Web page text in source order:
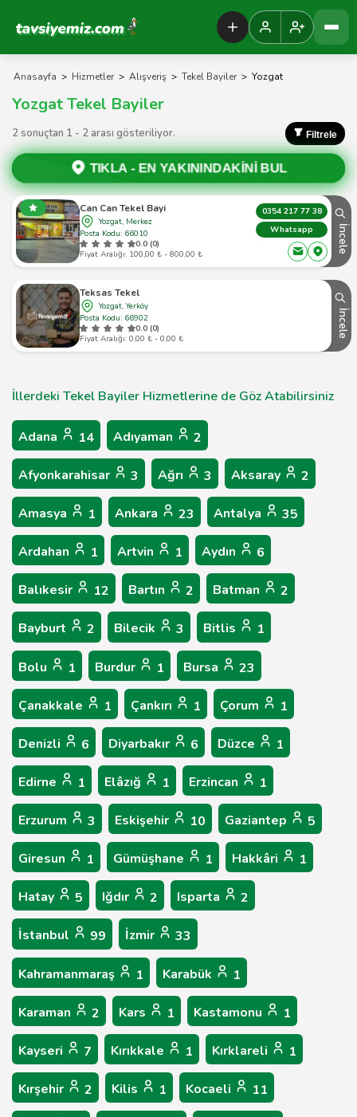
Tavsiyemiz Anasayfa
Anasayfa > Hizmetler > Alışveriş > Tekel Bayiler > Yozgat
Yozgat Tekel Bayiler
2 sonuçtan 1 - 2 arası gösteriliyor. Filtrele
TIKLA - EN YAKININDAKİNİ BUL
Can Can Tekel Bayi
Yozgat, Merkez
Posta Kodu: 66010
0.0 (0)
Fiyat Aralığı: 100,00 ₺ - 800,00 ₺
0354 217 77 38
Whatsapp
İncele
Teksas Tekel
Yozgat, Yerköy
Posta Kodu: 66902
0.0 (0)
Fiyat Aralığı: 0,00 ₺ - 0,00 ₺
İncele
İllerdeki Tekel Bayiler Hizmetlerine de Göz Atabilirsiniz
Adana 14 Adıyaman 2
Afyonkarahisar 3 Ağrı 3 Aksaray 2
Amasya 1 Ankara 23 Antalya 35
Ardahan 1 Artvin 1 Aydın 6
Balıkesir 12 Bartın 2 Batman 2
Bayburt 2 Bilecik 3 Bitlis 1
Bolu 1 Burdur 1 Bursa 23
Çanakkale 1 Çankırı 1 Çorum 1
Denizli 6 Diyarbakır 6 Düzce 1
Edirne 1 Elâzığ 1 Erzincan 1
Erzurum 3 Eskişehir 10 Gaziantep 5
Giresun 1 Gümüşhane 1 Hakkâri 1
Hatay 5 Iğdır 2 Isparta 2
İstanbul 99 İzmir 33
Kahramanmaraş 1 Karabük 1
Karaman 2 Kars 1 Kastamonu 1
Kayseri 7 Kırıkkale 1 Kırklareli 1
Kırşehir 2 Kilis 1 Kocaeli 11